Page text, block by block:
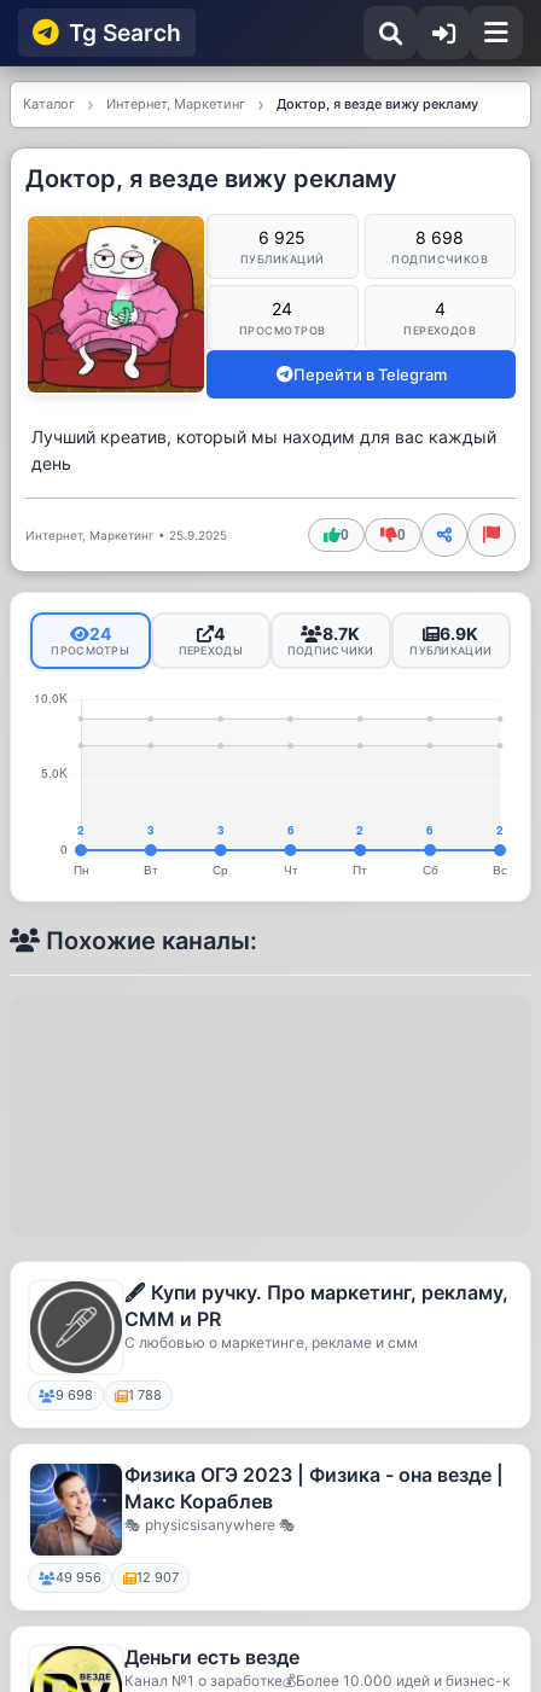
Tg Searсh
Каталог Интернет, Маркетинг Доктор, я везде вижу рекламу
Доктор, я везде вижу рекламу
6 925
ПУБЛИКАЦИЙ
8 698
ПОДПИСЧИКОВ
24
ПРОСМОТРОВ
4
ПЕРЕХОДОВ
Перейти в Telegram
Лучший креатив, который мы находим для вас каждый
день
Интернет, Маркетинг • 25.9.2025 0 0
24
ПРОСМОТРЫ
4
ПЕРЕХОДЫ
8.7K
ПОДПИСЧИКИ
6.9K
ПУБЛИКАЦИИ
Похожие каналы:
🖋 Купи ручку. Про маркетинг, рекламу,
СММ и PR
С любовью о маркетинге, рекламе и смм
9 698 1 788
Физика ОГЭ 2023 | Физика - она везде |
Макс Кораблев
🎭 physicsisanywhere 🎭
49 956 12 907
Деньги есть везде
Канал №1 о заработке💰Более 10.000 идей и бизнес-к